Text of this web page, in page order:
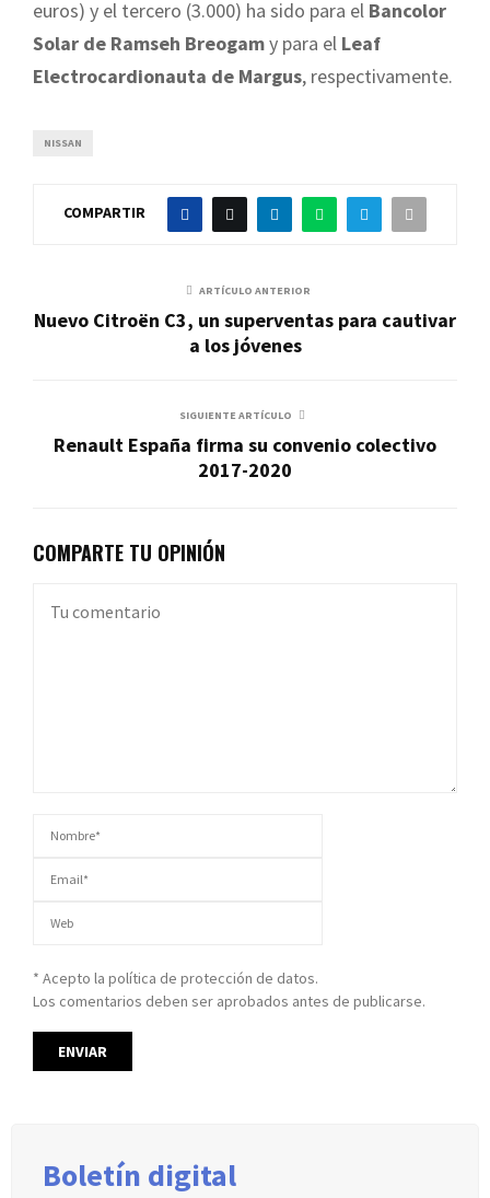
euros) y el tercero (3.000) ha sido para el Bancolor
Solar de Ramseh Breogamy para el Leaf
Electrocardionauta de Margus, respectivamente.
NISSAN
COMPARTIR
ARTÍCULO ANTERIOR
Nuevo Citroën C3, un superventas para cautivar
a los jóvenes
SIGUIENTE ARTÍCULO
Renault España firma su convenio colectivo
2017-2020
COMPARTE TU OPINIÓN
* Acepto la política de protección de datos.
Los comentarios deben ser aprobados antes de publicarse.
Boletín digital